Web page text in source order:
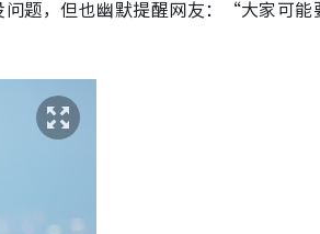
题，但也幽默提醒网友：“大家可能